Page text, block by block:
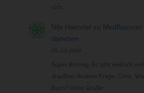
Nils Haendel zu
daneben
Super Beitrag. Es gibt wirklich
draußen. Andere Frage, Chris.
Buch? Viele Grüße